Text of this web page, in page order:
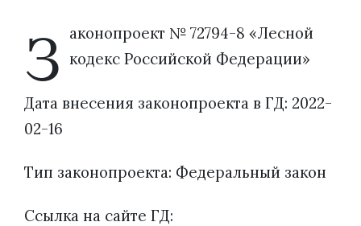
З аконопроект № 72794-8 «Лесной
кодекс Российской Федерации»
Дата внесения законопроекта в ГД: 2022-
02-16
Тип законопроекта: Федеральный закон
Ссылка на сайте ГД: